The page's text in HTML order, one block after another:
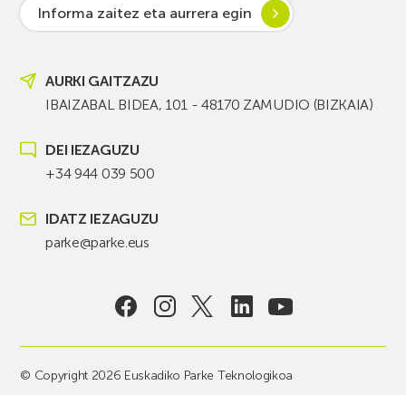
Informa zaitez eta aurrera egin
AURKI GAITZAZU
IBAIZABAL BIDEA, 101 - 48170 ZAMUDIO (BIZKAIA)
DEI IEZAGUZU
+34 944 039 500
IDATZ IEZAGUZU
parke@parke.eus
© Copyright 2026 Euskadiko Parke Teknologikoa